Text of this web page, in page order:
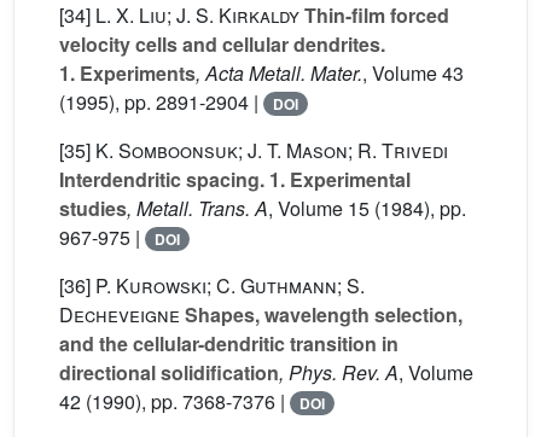
[34] L. X. Liu; J. S. KirkaldyThin-film forced
velocity cells and cellular dendrites.
1. Experiments, Acta Metall. Mater., Volume 43
(1995), pp. 2891-2904 |
DOI
[35] K. Somboonsuk; J. T. Mason; R. Trivedi
Interdendritic spacing. 1. Experimental
studies, Metall. Trans. A, Volume 15 (1984), pp.
967-975 |
DOI
[36] P. Kurowski; C. Guthmann; S.
Decheveigne Shapes, wavelength selection,
and the cellular-dendritic transition in
directional solidification, Phys. Rev. A, Volume
42 (1990), pp. 7368-7376 | DOI